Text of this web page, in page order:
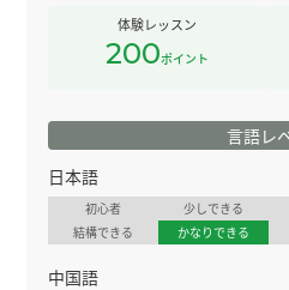
体験レッスン
200ポイント
言語レ
日本語
初心者 少しできる
結構できる
かなりできる
中国語